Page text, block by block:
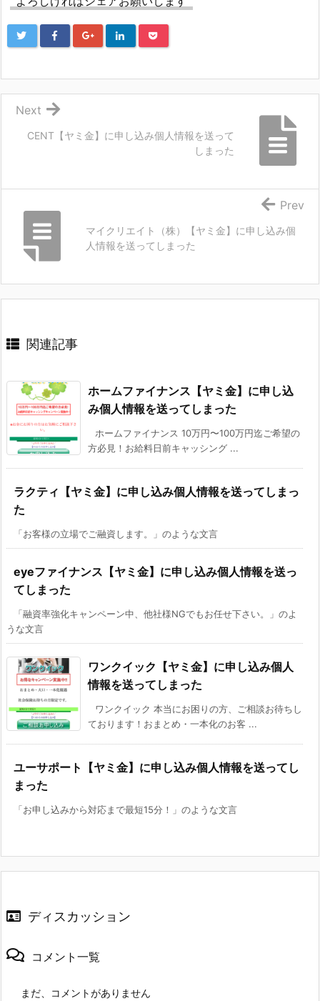
CENT【ヤミ金】に申し込み個人情報を送って
しまった
Next
マイクリエイト（株）【ヤミ金】に申し込み個
人情報を送ってしまった
Prev
関連記事
ホームファイナンス【ヤミ金】に申し込
み個人情報を送ってしまった
ホームファイナンス 10万円〜100万円迄ご希望の
方必見！お給料日前キャッシング ...
ラクティ【ヤミ金】に申し込み個人情報を送ってしまっ
た
「お客様の立場でご融資します。」のような文言
eyeファイナンス【ヤミ金】に申し込み個人情報を送っ
てしまった
「融資率強化キャンペーン中、他社様NGでもお任せ下さい。」のよ
うな文言
ワンクイック【ヤミ金】に申し込み個人
情報を送ってしまった
ワンクイック 本当にお困りの方、ご相談お待ちし
ております！おまとめ・一本化のお客 ...
ユーサポート【ヤミ金】に申し込み個人情報を送ってし
まった
「お申し込みから対応まで最短15分！」のような文言
ディスカッション
コメント一覧
まだ、コメントがありません